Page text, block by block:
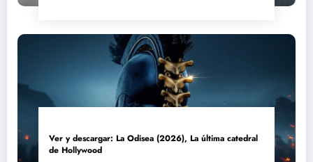
Ver y descargar: La Odisea (2026), La última catedral
de Hollywood